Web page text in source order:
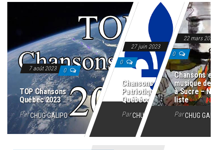
7 août 2023 0
TOP Chansons
Québec 2023
ParCHUG GALIPO
27 juin 2023
0
Chansons
Patriotiques
Québécoises
ParCHUG GALIPO
22 mars 2023
0
Chansons et
musique de
à Sucre –
liste
ParCHUG